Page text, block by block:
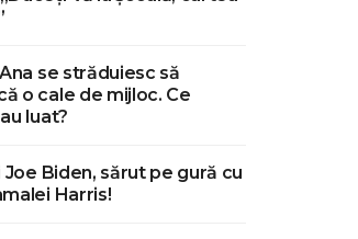
se străduiesc să
o cale de mijloc. Ce
luat?
Joe Biden, sărut pe gură cu
Harris!